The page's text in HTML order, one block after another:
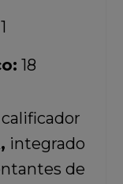
1
18
integrado
de